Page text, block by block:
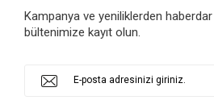
Kampanya ve yeniliklerden
bültenimize kayıt olun.